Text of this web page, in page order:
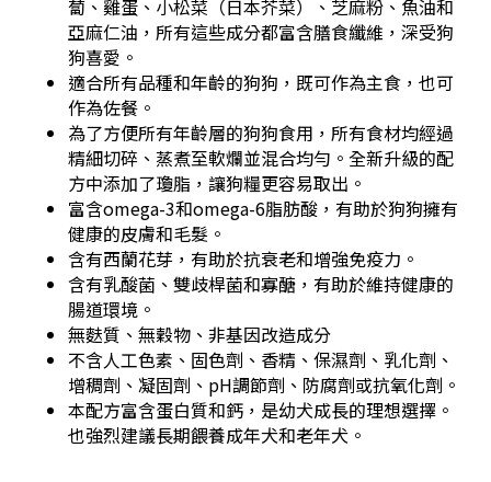
蔔、雞蛋、小松菜（日本芥菜）、芝麻粉、魚油和
亞麻仁油，所有這些成分都富含膳食纖維，深受狗
狗喜愛。
適合所有品種和年齡的狗狗，既可作為主食，也可
作為佐餐。
為了方便所有年齡層的狗狗食用，所有食材均經過
精細切碎、蒸煮至軟爛並混合均勻。全新升級的配
方中添加了瓊脂，讓狗糧更容易取出。
富含omega-3和omega-6脂肪酸，有助於狗狗擁有
健康的皮膚和毛髮。
含有西蘭花芽，有助於抗衰老和增強免疫力。
含有乳酸菌、雙歧桿菌和寡醣，有助於維持健康的
腸道環境。
無麩質、 無穀物、 非基因改造成分
不含人工色素、固色劑、香精、保濕劑、乳化劑、
增稠劑、凝固劑、pH調節劑、防腐劑或抗氧化劑。
本配方富含蛋白質和鈣，是幼犬成長的理想選擇。
也強烈建議長期餵養成年犬和老年犬。